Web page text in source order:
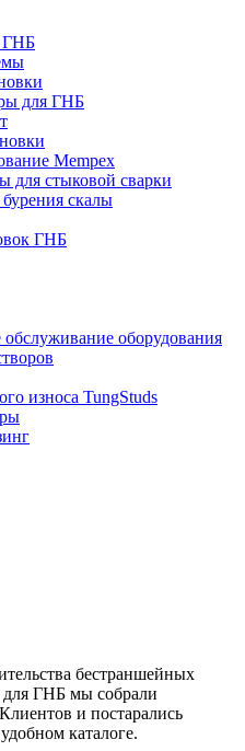
ГНБ
для ГНБ
Mempex
для стыковой сварки
скалы
ГНБ
оборудования
износа TungStuds
бестраншейных
ГНБ мы собрали
и постарались
каталоге.